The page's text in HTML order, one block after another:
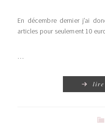
En décembre dernier j’ai
articles pour seulement 10
…
lire